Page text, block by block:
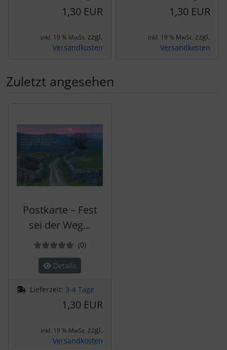
1,30 EUR
inkl. 19 % MwSt. zzgl.
Versandkosten
1,30 EUR
inkl. 19 % MwSt. zzgl.
Versandkosten
Zuletzt angesehen
Postkarte – Fest
sei der Weg...
(0Bewertungen
)
Details
Lieferzeit: 3-4 Tage
1,30 EUR
inkl. 19 % MwSt. zzgl.
Versandkosten